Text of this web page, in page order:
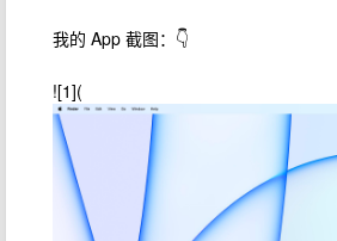
我的 App 截图：👇
![1](